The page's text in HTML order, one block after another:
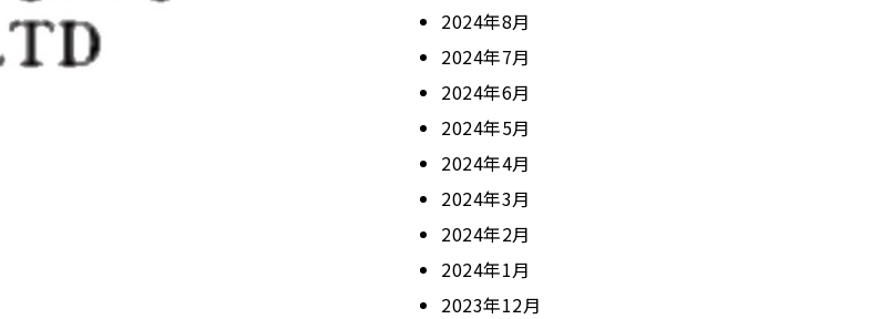
2024年8月
2024年7月
2024年6月
2024年5月
2024年4月
2024年3月
2024年2月
2024年1月
2023年12月